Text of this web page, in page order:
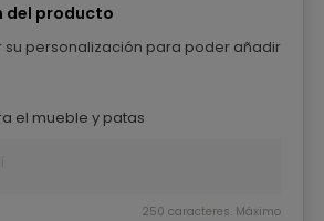
del producto
su personalización para poder añadir
el mueble y patas
250 caracteres. Máximo